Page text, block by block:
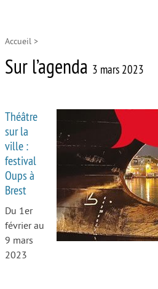
Autour de la
Autour de
Autour de la
Autour de
Protéger les
Face au
Face au
Accueil >
Sur l’agenda 3 mars 2023
Théâtre
sur la
ville :
festival
Oups à
Brest
Du 1er
février au
9 mars
2023